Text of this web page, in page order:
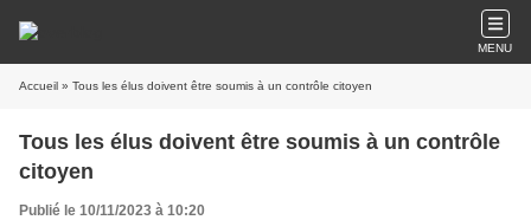
MENU
Accueil » Tous les élus doivent être soumis à un contrôle citoyen
Tous les élus doivent être soumis à un contrôle
citoyen
Publié le 10/11/2023 à 10:20